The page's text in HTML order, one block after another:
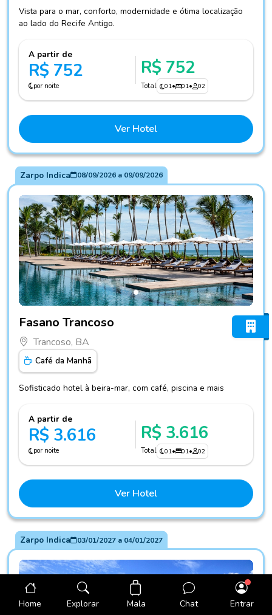
Vista para o mar, conforto, modernidade e ótima localização
ao lado do Recife Antigo.
A partir de
R$ 752
por noite
R$ 752
Total 01• 01• 02
Ver Hotel
Zarpo Indica 08/09/2026a 09/09/2026
Fasano Trancoso
Trancoso, BA
Café da Manhã
Sofisticado hotel à beira-mar, com café, piscina e mais
A partir de
R$ 3.616
por noite
R$ 3.616
Total 01• 01• 02
Ver Hotel
Zarpo Indica 03/01/2027a 04/01/2027
Home Explorar Mala Chat Entrar